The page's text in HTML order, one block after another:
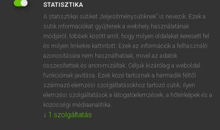
OOOOPS!
STATISZTIKA
A statisztikai sütiket „teljesítménysütiknek” is nevezik. Ezek a
sütik információkat gyűjtenek a webhely használatának
módjáról, többek között arról, hogy milyen oldalakat keresett fel
és milyen linkekre kattintott. Ezek az információk a felhasználó
azonosítására nem használhatóak, mivel az adatok
összesítettek és anonimizáltak. Céljuk kizárólag a weboldal
funkcióinak javítása. Ezek közé tartoznak a harmadik féltől
származó elemzési szolgáltatásokhoz tartozó sütik; ilyen
elemzési szolgáltatások a látogatóelemzések, a hőtérképek és a
közösségi médiaanalitika.
↓ 1 szolgáltatás